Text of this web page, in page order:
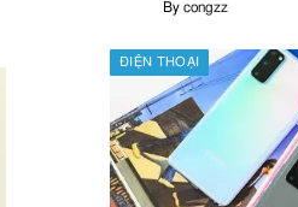
By congzz
ĐIỆN THOẠI